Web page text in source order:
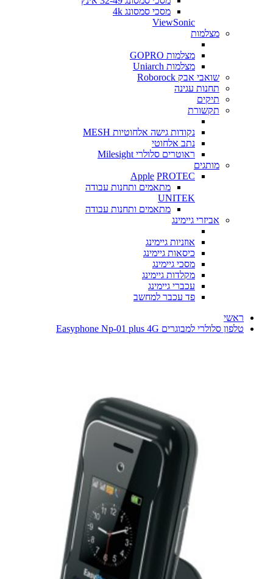
מסכי סמסונג 4k
ViewSonic
מצלמות
מצלמות GOPRO
מצלמות Uniarch
שואבי אבק Roborock
תחנות עגינה
תיקים
תקשורת
נקודות גישה אלחוטיות MESH
נתב אלחוטי
ראוטרים סלולרי Milesight
מותגים
Apple PROTEC
מתאמים ותחנות עבודה
UNITEK
מתאמים ותחנות עבודה
אביזרי גיימינג
אוזניות גיימינג
כיסאות גיימינג
מסכי גיימינג
מקלדות גיימינג
עכברי גיימינג
פד עכבר למחשב
ראשי
טלפון סלולרי למבוגרים Easyphone Np-01 plus 4G